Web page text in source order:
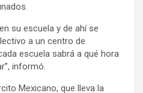
su escuela y de ahí se
a un centro de
escuela sabrá a qué hora
informó.
Mexicano, que lleva la